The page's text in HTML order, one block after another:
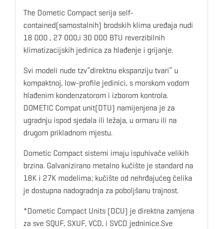
The Dometic Compact serija self-
contained(samostalnih) brodskih klima uređaja nudi
18 000 , 27 000,i 30 000 BTU reverzibilnih
klimatizacijskih jedinica za hlađenje i grijanje.
Svi modeli nude tzv“direktnu ekspanziju tvari“ u
kompaktnoj, low-profile jedinici, s morskom vodom
hlađenim kondenzatorom i izborom kontrola.
DOMETIC Compat unit(DTU) namijenjena je za
ugradnju ispod sjedala ili ležaja, u ormaru ili na
drugom prikladnom mjestu.
Dometic Compact sistemi imaju ispuhivače velikih
brzina. Galvanizirano metalno kučište je standard na
18K i 27K modelima; kučište od nehrđajućeg čelika
je dostupna nadogradnja za poboljšanu trajnost.
*Dometic Compact Units (DCU) je direktna zamjena
za sve SQUF, SXUF, VCD, i SVCD jedninice.Sve